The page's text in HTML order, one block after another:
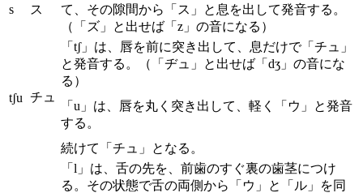
s ス
て、その隙間から「ス」と息を出して発音する。
（「ズ」と出せば「z」の音になる）
tʃu チュ
「tʃ」は、唇を前に突き出して、息だけで「チュ」
と発音する。（「ヂュ」と出せば「dʒ」の音にな
る）
「u」は、唇を丸く突き出して、軽く「ウ」と発音
する。
続けて「チュ」となる。
「l」は、舌の先を、前歯のすぐ裏の歯茎につけ
る。その状態で舌の両側から「ウ」と「ル」を同